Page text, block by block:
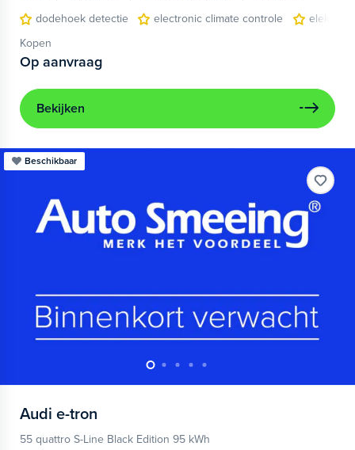
dodehoek detectie
electronic climate controle
Kopen
Op aanvraag
Bekijken
Beschikbaar
Audi e-tron
55 quattro S-Line Black Edition 95 kWh